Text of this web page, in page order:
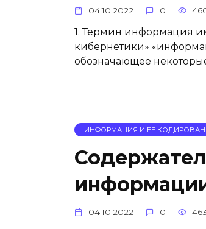
04.10.2022 0
1. Термин информация
кибернетики»
обозначающее
ИНФОРМАЦИЯ И ЕЕ
04.10.2022 0 463